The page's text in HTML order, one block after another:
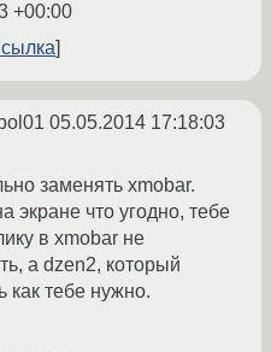
+00:00
05.05.2014 17:18:03
заменять xmobar.
экране что угодно, тебе
в xmobar не
а dzen2, который
как тебе нужно.